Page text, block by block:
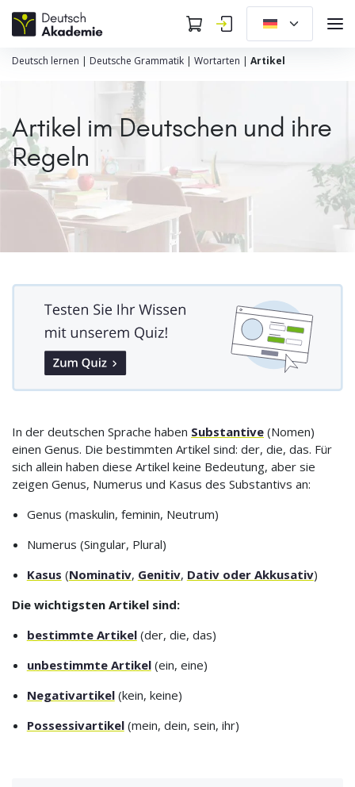
Deutsch lernen | Deutsche Grammatik | Wortarten | Artikel
Artikel im Deutschen und ihre
Regeln
In der deutschen Sprache haben Substantive (Nomen)
einen Genus. Die bestimmten Artikel sind: der, die, das. Für
sich allein haben diese Artikel keine Bedeutung, aber sie
zeigen Genus, Numerus und Kasus des Substantivs an:
Genus (maskulin, feminin, Neutrum)
Numerus (Singular, Plural)
Kasus (Nominativ, Genitiv, Dativ oder Akkusativ)
Die wichtigsten Artikel sind:
bestimmte Artikel(der, die, das)
unbestimmte Artikel(ein, eine)
Negativartikel(kein, keine)
Possessivartikel(mein, dein, sein, ihr)